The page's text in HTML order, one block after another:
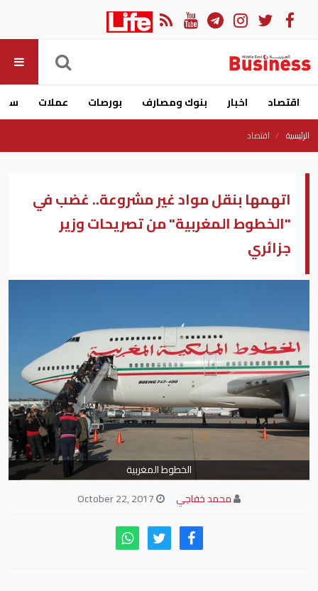
اقتصاد اخبار بنوك ومصارف بورصات عملات
الرئيسية اقتصاد
اتهمها بنقل مواد غير مشروعة.. غضب في
"الخطوط المغربية" من تصريحات وزير
جزائري
الخطوط المغربية
محمد خفاجي